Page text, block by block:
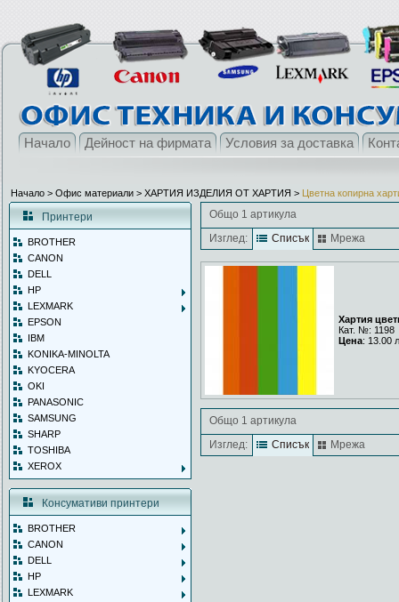
Начало Дейност на фирмата Условия за доставка
Начало > Офис материали > ХАРТИЯ ИЗДЕЛИЯ ОТ ХАРТИЯ > Цветна копирна
Принтери
BROTHER
CANON
DELL
HP
LEXMARK
EPSON
IBM
KONIKA-MINOLTA
KYOCERA
OKI
PANASONIC
SAMSUNG
SHARP
TOSHIBA
XEROX
Консумативи принтери
BROTHER
CANON
DELL
HP
LEXMARK
Общо 1 артикула
Изглед:
Списък Мрежа
Хартия
Кат. №: 1198
Цена: 13.00
Общо 1 артикула
Изглед:
Списък Мрежа